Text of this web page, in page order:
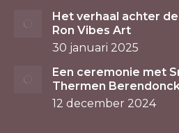
Het verhaal achter
Ron Vibes Art
30 januari 2025
Een ceremonie met
Thermen
12 december 2024